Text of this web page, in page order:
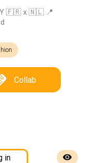
🇫🇷 x 🇳🇱 📍
Collab
in